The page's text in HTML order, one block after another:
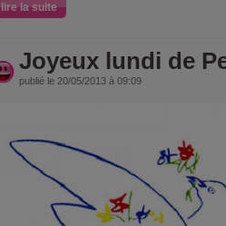
lire la suite
Joyeux lundi de
publié le 20/05/2013 à 09:09